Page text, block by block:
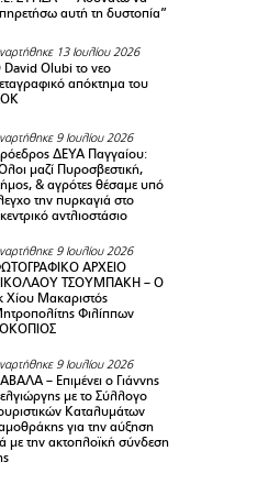
αυτή τη δυστοπία”
13 Ιουλίου 2026
Olubi το νεο
απόκτημα του
9 Ιουλίου 2026
ΔΕΥΑ Παγγαίου:
μαζί Πυροσβεστική,
& αγρότες θέσαμε υπό
την πυρκαγιά στο
αντλιοστάσιο
9 Ιουλίου 2026
ΑΡΧΕΙΟ
ΤΣΟΥΜΠΑΚΗ – Ο
Χίου Μακαριστός
Φιλίππων
9 Ιουλίου 2026
– Επιμένει ο Γιάννης
με το Σύλλογο
Καταλυμάτων
για την αύξηση
με την ακτοπλοϊκή σύνδεση